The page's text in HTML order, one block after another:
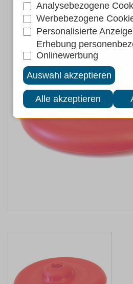
Analysebezogene
Werbebezogene
Personalisierte
Erhebung
Onlinewerbung